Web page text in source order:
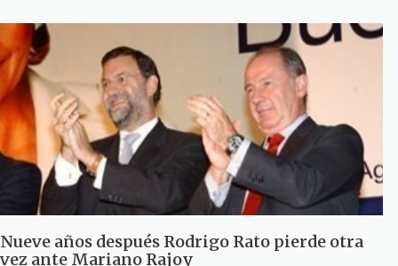
Nueve años después Rodrigo Rato pierde otra
vez ante Mariano Rajoy